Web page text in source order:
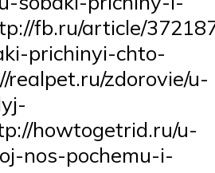
fb.ru/article/
prichinyi-chto-
zdorovie/u-
howtogetrid.ru/u-
nos-pochemu-i-